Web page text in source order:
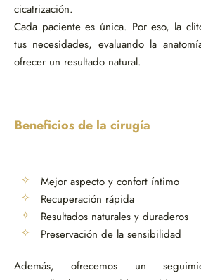
cicatrización.
Cada paciente es única. Por eso, la
tus necesidades, evaluando la
ofrecer un resultado natural.
Beneficios de la cirugía
Mejor aspecto y confort íntimo
Recuperación rápida
Resultados naturales y duraderos
Preservación de la sensibilidad
Además, ofrecemos un